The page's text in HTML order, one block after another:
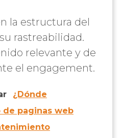
la estructura del
rastreabilidad.
relevante y de
el engagement.
¿Dónde
paginas web